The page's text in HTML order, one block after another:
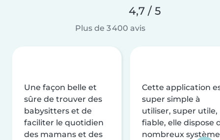
4,7 / 5
Plus de 3 400 avis
Une façon belle et
sûre de trouver des
babysitters et de
faciliter le quotidien
des mamans et des
Cette application
super simple à
utiliser, super utile,
fiable, elle dispose
nombreux